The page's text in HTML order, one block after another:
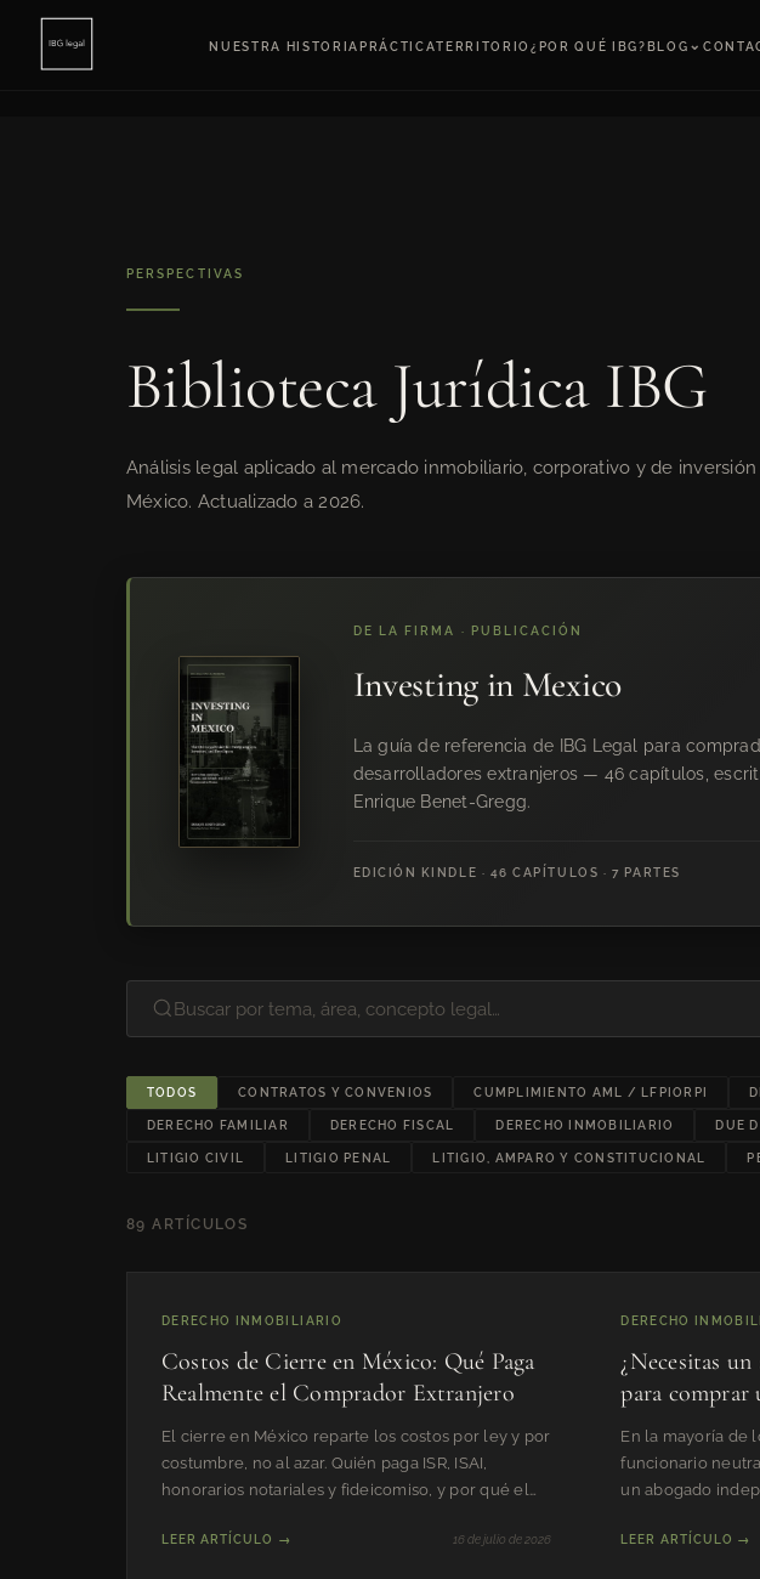
NUESTRA HISTORIAPRÁCTICATERRITORIO ¿POR QUÉ IBG?BLOG ⌄
PERSPECTIVAS
Biblioteca Jurídica IBG
Análisis legal aplicado al mercado inmobiliario, corporativo y de inversión
México. Actualizado a 2026.
DE LA FIRMA · PUBLICACIÓN
Investing in Mexico
La guía de referencia de IBG Legal para
desarrolladores extranjeros — 46 capítulos,
Enrique Benet-Gregg.
EDICIÓN KINDLE · 46 CAPÍTULOS · 7 PARTES
TODOS CONTRATOS Y CONVENIOS CUMPLIMIENTO AML / LFPIORPI
DERECHO FAMILIAR DERECHO FISCAL DERECHO INMOBILIARIO DUE
LITIGIO CIVIL LITIGIO PENAL LITIGIO, AMPARO Y CONSTITUCIONAL
89 ARTÍCULOS
DERECHO INMOBILIARIO
Costos de Cierre en México: Qué Paga
Realmente el Comprador Extranjero
El cierre en México reparte los costos por ley y por
costumbre, no al azar. Quién paga ISR, ISAI,
honorarios notariales y fideicomiso, y por qué el
LEER ARTÍCULO → 16 de julio de 2026
DERECHO
¿Necesitas
para comprar
En la mayoría de
funcionario
un abogado
LEER ARTÍCULO →